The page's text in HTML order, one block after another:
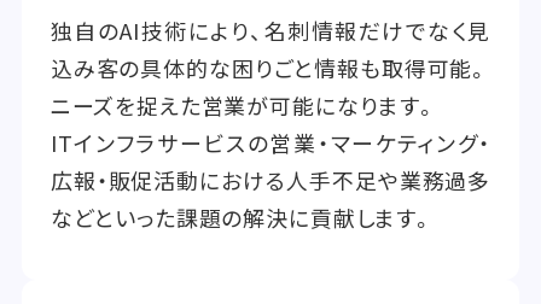
独自のAI技術により、名刺情報だけでなく見
込み客の具体的な困りごと情報も取得可能。
ニーズを捉えた営業が可能になります。
ITインフラサービスの営業・マーケティング・
広報・販促活動における人手不足や業務過多
などといった課題の解決に貢献します。